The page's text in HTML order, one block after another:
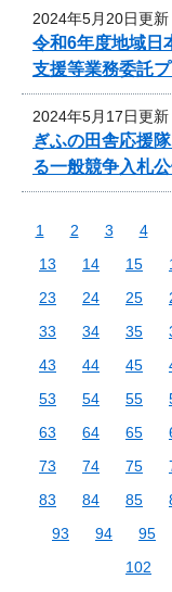
2024年5月20日更新
令和6年度地域日
支援等業務委託
2024年5月17日更新
ぎふの田舎応援
る一般競争入札
1 2 3 4
13
14 15
23
24 25
33
34 35
43
44 45
53
54 55
63
64 65
73
74 75
83
84 85
93
94 95
102